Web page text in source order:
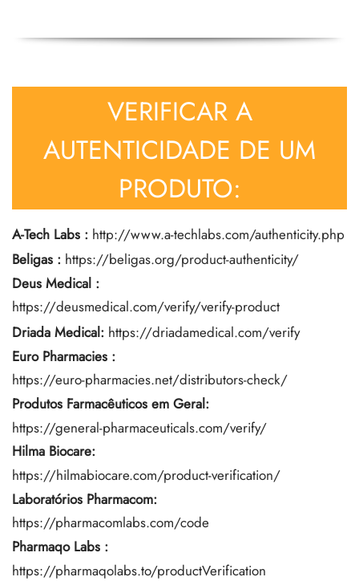
VERIFICAR A
AUTENTICIDADE DE UM
PRODUTO:
A-Tech Labs : http://www.a-techlabs.com/authenticity.php
Beligas : https://beligas.org/product-authenticity/
Deus Medical :
https://deusmedical.com/verify/verify-product
Driada Medical: https://driadamedical.com/verify
Euro Pharmacies :
https://euro-pharmacies.net/distributors-check/
Produtos Farmacêuticos em Geral:
https://general-pharmaceuticals.com/verify/
Hilma Biocare:
https://hilmabiocare.com/product-verification/
Laboratórios Pharmacom:
https://pharmacomlabs.com/code
Pharmaqo Labs :
https://pharmaqolabs.to/productVerification